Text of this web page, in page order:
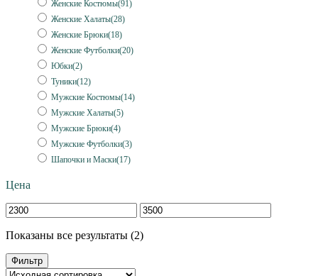
Женские Костюмы(91)
Женские Халаты(28)
Женские Брюки(18)
Женские Футболки(20)
Юбки(2)
Туники(12)
Мужские Костюмы(14)
Мужские Халаты(5)
Мужские Брюки(4)
Мужские Футболки(3)
Шапочки и Маски(17)
Цена
Показаны все результаты (2)
Фильтр